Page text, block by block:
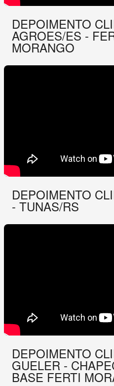
DEPOIMENTO
AGROES/ES -
MORANGO
DEPOIMENTO
- TUNAS/RS
DEPOIMENTO
GUELER -
BASE FERTI